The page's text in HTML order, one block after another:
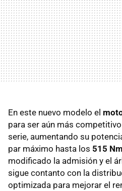
En este nuevo modelo el
para ser aún más
serie, aumentando su
par máximo hasta los 515 Nm
modificado la admisión y el
sigue contanto con la
optimizada para mejorar el